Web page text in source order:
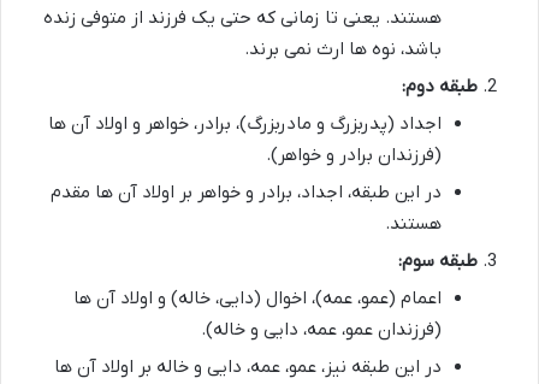
هستند. یعنی تا زمانی که حتی یک فرزند از متوفی زنده
باشد، نوه ها ارث نمی برند.
طبقه دوم:
اجداد (پدربزرگ و مادربزرگ)، برادر، خواهر و اولاد آن ها
(فرزندان برادر و خواهر).
در این طبقه، اجداد، برادر و خواهر بر اولاد آن ها مقدم
هستند.
طبقه سوم:
اعمام (عمو، عمه)، اخوال (دایی، خاله) و اولاد آن ها
(فرزندان عمو، عمه، دایی و خاله).
در این طبقه نیز، عمو، عمه، دایی و خاله بر اولاد آن ها